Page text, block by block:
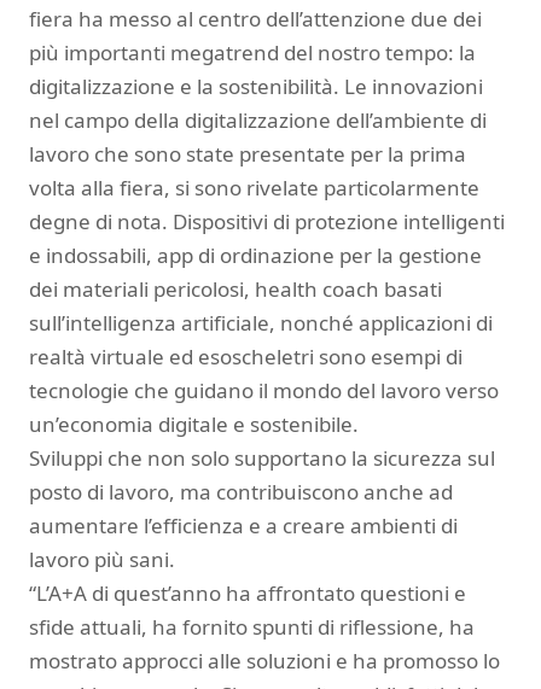
fiera ha messo al centro dell’attenzione due dei
più importanti megatrend del nostro tempo: la
digitalizzazione e la sostenibilità. Le innovazioni
nel campo della digitalizzazione dell’ambiente di
lavoro che sono state presentate per la prima
volta alla fiera, si sono rivelate particolarmente
degne di nota. Dispositivi di protezione intelligenti
e indossabili, app di ordinazione per la gestione
dei materiali pericolosi, health coach basati
sull’intelligenza artificiale, nonché applicazioni di
realtà virtuale ed esoscheletri sono esempi di
tecnologie che guidano il mondo del lavoro verso
un’economia digitale e sostenibile.
Sviluppi che non solo supportano la sicurezza sul
posto di lavoro, ma contribuiscono anche ad
aumentare l’efficienza e a creare ambienti di
lavoro più sani.
“L’A+A di quest’anno ha affrontato questioni e
sfide attuali, ha fornito spunti di riflessione, ha
mostrato approcci alle soluzioni e ha promosso lo